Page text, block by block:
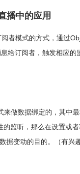
播中的应用
者模式的方式，通过
给订阅者，触发相应
做数据绑定的，其中
监听，那么在设置或
据变动的目的。（有兴